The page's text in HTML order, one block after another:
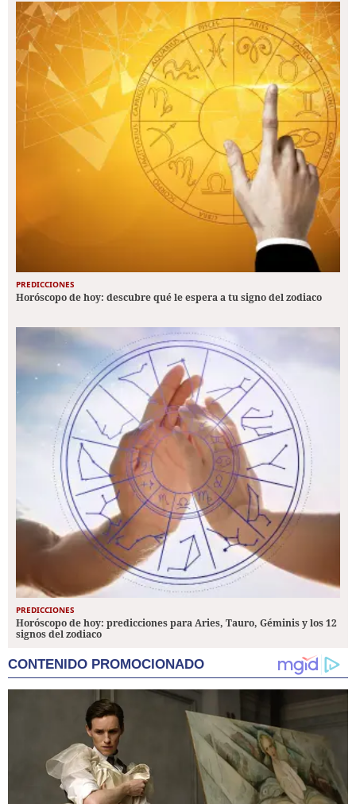
PREDICCIONES
Horóscopo de hoy: descubre qué le espera a tu signo del zodiaco
PREDICCIONES
Horóscopo de hoy: predicciones para Aries, Tauro, Géminis y los 12
signos del zodiaco
CONTENIDO PROMOCIONADO